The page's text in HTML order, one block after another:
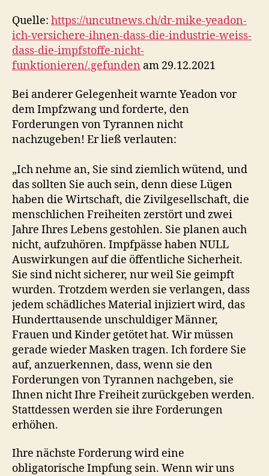
Quelle: https://uncutnews.ch/dr-mike-yeadon-
ich-versichere-ihnen-dass-die-industrie-weiss-
dass-die-impfstoffe-nicht-
funktionieren/.gefunden am 29.12.2021
Bei anderer Gelegenheit warnte Yeadon vor
dem Impfzwang und forderte, den
Forderungen von Tyrannen nicht
nachzugeben! Er ließ verlauten:
„Ich nehme an, Sie sind ziemlich wütend, und
das sollten Sie auch sein, denn diese Lügen
haben die Wirtschaft, die Zivilgesellschaft, die
menschlichen Freiheiten zerstört und zwei
Jahre Ihres Lebens gestohlen. Sie planen auch
nicht, aufzuhören. Impfpässe haben NULL
Auswirkungen auf die öffentliche Sicherheit.
Sie sind nicht sicherer, nur weil Sie geimpft
wurden. Trotzdem werden sie verlangen, dass
jedem schädliches Material injiziert wird, das
Hunderttausende unschuldiger Männer,
Frauen und Kinder getötet hat. Wir müssen
gerade wieder Masken tragen. Ich fordere Sie
auf, anzuerkennen, dass, wenn sie den
Forderungen von Tyrannen nachgeben, sie
Ihnen nicht Ihre Freiheit zurückgeben werden.
Stattdessen werden sie ihre Forderungen
erhöhen.
Ihre nächste Forderung wird eine
obligatorische Impfung sein. Wenn wir uns